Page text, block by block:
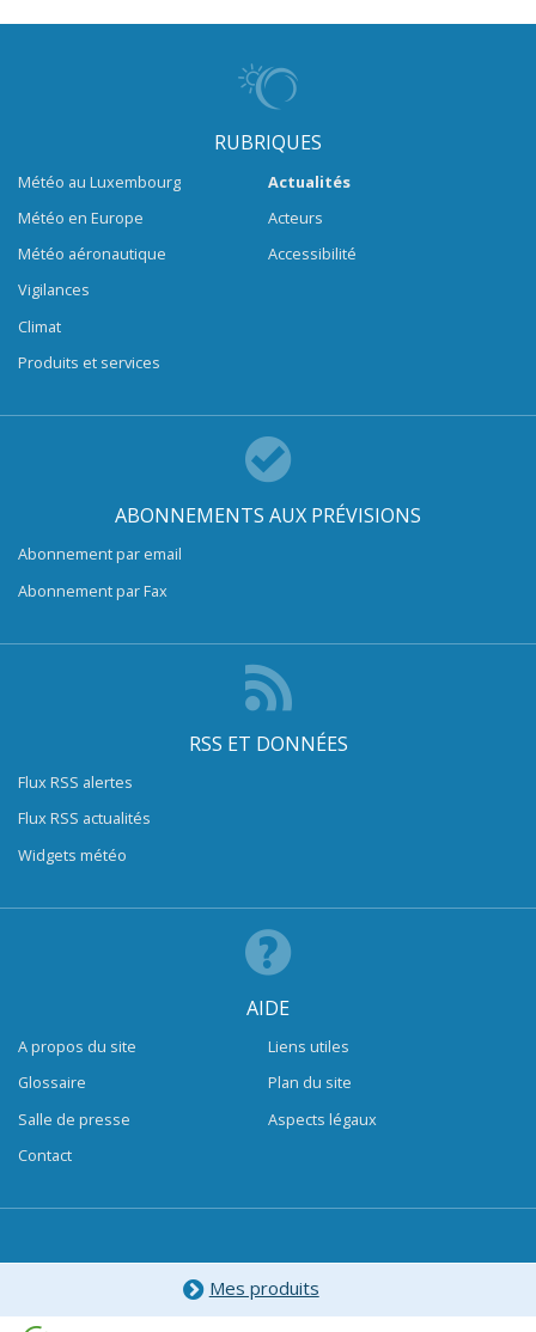
RUBRIQUES
Météo au Luxembourg
Météo en Europe
Météo aéronautique
Vigilances
Climat
Produits et services
Actualités
Acteurs
Accessibilité
ABONNEMENTS AUX PRÉVISIONS
Abonnement par email
Abonnement par Fax
RSS ET DONNÉES
Flux RSS alertes
Flux RSS actualités
Widgets météo
AIDE
A propos du site
Glossaire
Salle de presse
Contact
Liens utiles
Plan du site
Aspects légaux
Mes produits